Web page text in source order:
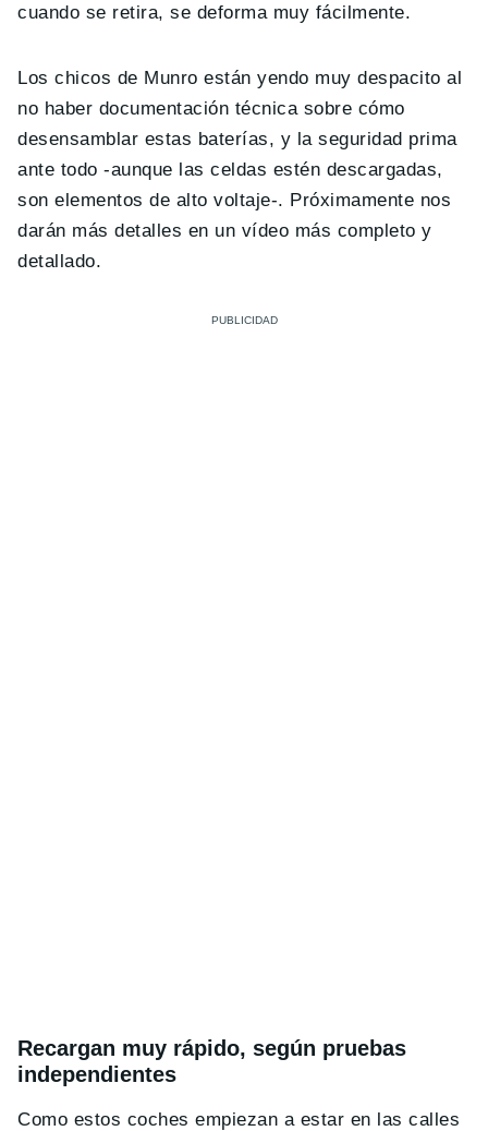
cuando se retira, se deforma muy fácilmente.
Los chicos de Munro están yendo muy despacito al
no haber documentación técnica sobre cómo
desensamblar estas baterías, y la seguridad prima
ante todo -aunque las celdas estén descargadas,
son elementos de alto voltaje-. Próximamente nos
darán más detalles en un vídeo más completo y
detallado.
Recargan muy rápido, según pruebas
independientes
Como estos coches empiezan a estar en las calles